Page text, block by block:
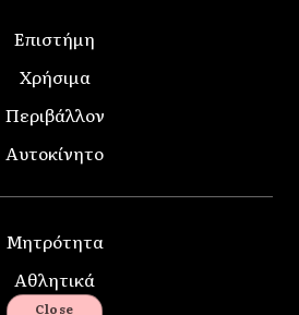
Επιστήμη
Χρήσιμα
Περιβάλλον
Αυτοκίνητο
Μητρότητα
Αθλητικά
Close